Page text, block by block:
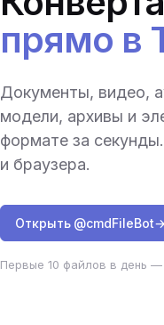
прямо в
Документы, видео,
модели, архивы и
формате за
и браузера.
Открыть @cmdFileBot→
Первые 10 файлов в день —